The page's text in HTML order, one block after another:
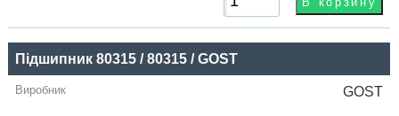
Підшипник 80315 / 80315 / GOST
GOST